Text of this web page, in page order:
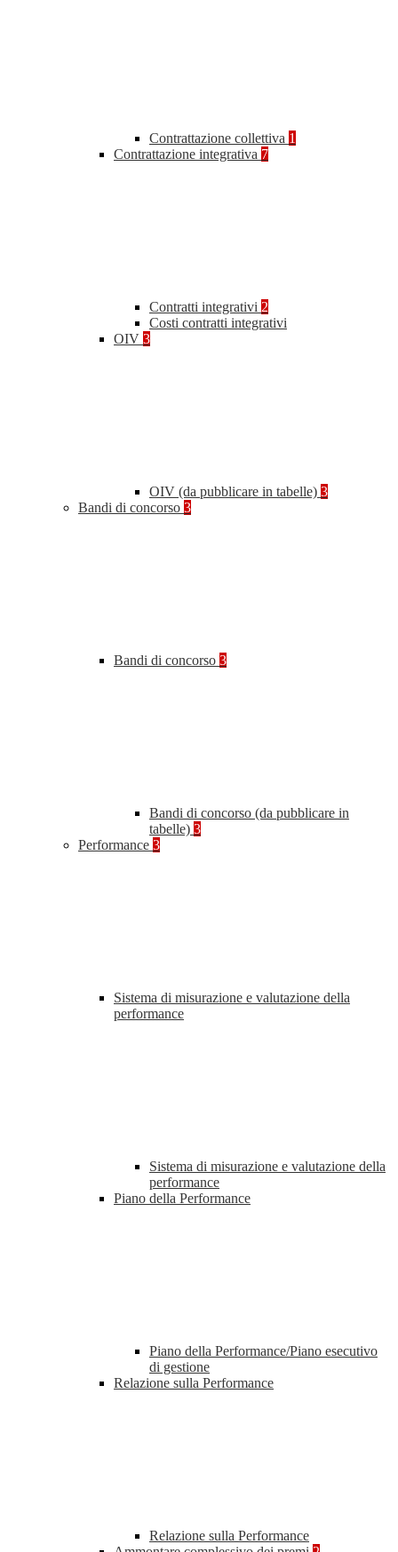
Contrattazione collettiva 1
Contrattazione integrativa 7
Contratti integrativi 2
Costi contratti integrativi
OIV 3
OIV (da pubblicare in tabelle) 3
Bandi di concorso 3
Bandi di concorso 3
Bandi di concorso (da pubblicare in
tabelle) 3
Performance 3
Sistema di misurazione e valutazione della
performance
Sistema di misurazione e valutazione della
performance
Piano della Performance
Piano della Performance/Piano esecutivo
di gestione
Relazione sulla Performance
Relazione sulla Performance